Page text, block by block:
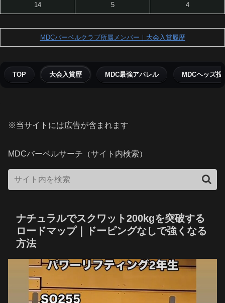
14 5 4
MDCバーベルクラブ所属メンバー｜大会入賞履歴
TOP 大会入賞歴 MDC最強アパレル MDCヘッズ投
※当サイトには広告が含まれます
MDCバーベルサーチ（サイト内検索）
ナチュラルでスクワット200kgを突破する
ロードマップ｜ドーピングなしで強くなる
方法